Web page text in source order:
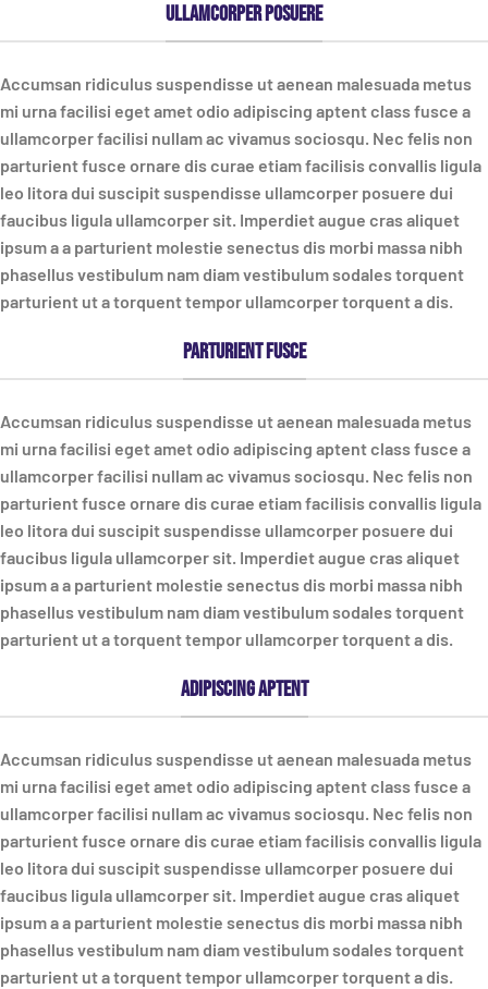
Ullamcorper posuere
Accumsan ridiculus suspendisse ut aenean malesuada metus
mi urna facilisi eget amet odio adipiscing aptent class fusce a
ullamcorper facilisi nullam ac vivamus sociosqu. Nec felis non
parturient fusce ornare dis curae etiam facilisis convallis ligula
leo litora dui suscipit suspendisse ullamcorper posuere dui
faucibus ligula ullamcorper sit. Imperdiet augue cras aliquet
ipsum a a parturient molestie senectus dis morbi massa nibh
phasellus vestibulum nam diam vestibulum sodales torquent
parturient ut a torquent tempor ullamcorper torquent a dis.
Parturient fusce
Accumsan ridiculus suspendisse ut aenean malesuada metus
mi urna facilisi eget amet odio adipiscing aptent class fusce a
ullamcorper facilisi nullam ac vivamus sociosqu. Nec felis non
parturient fusce ornare dis curae etiam facilisis convallis ligula
leo litora dui suscipit suspendisse ullamcorper posuere dui
faucibus ligula ullamcorper sit. Imperdiet augue cras aliquet
ipsum a a parturient molestie senectus dis morbi massa nibh
phasellus vestibulum nam diam vestibulum sodales torquent
parturient ut a torquent tempor ullamcorper torquent a dis.
Adipiscing aptent
Accumsan ridiculus suspendisse ut aenean malesuada metus
mi urna facilisi eget amet odio adipiscing aptent class fusce a
ullamcorper facilisi nullam ac vivamus sociosqu. Nec felis non
parturient fusce ornare dis curae etiam facilisis convallis ligula
leo litora dui suscipit suspendisse ullamcorper posuere dui
faucibus ligula ullamcorper sit. Imperdiet augue cras aliquet
ipsum a a parturient molestie senectus dis morbi massa nibh
phasellus vestibulum nam diam vestibulum sodales torquent
parturient ut a torquent tempor ullamcorper torquent a dis.